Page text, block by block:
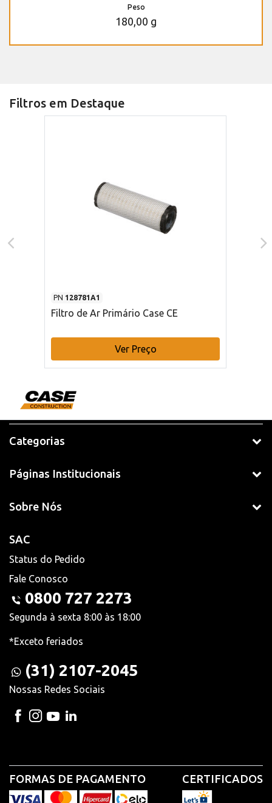
Peso
180,00 g
Filtros em Destaque
PN 128781A1
Filtro de Ar Primário Case CE
Ver Preço
Categorias
Páginas Institucionais
Sobre Nós
SAC
Status do Pedido
Fale Conosco
0800 727 2273
Segunda à sexta 8:00 às 18:00
*Exceto feriados
(31) 2107-2045
Nossas Redes Sociais
FORMAS DE PAGAMENTO CERTIFICADOS